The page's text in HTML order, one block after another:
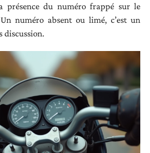
présence du numéro frappé sur le
numéro absent ou limé, c’est un
discussion.